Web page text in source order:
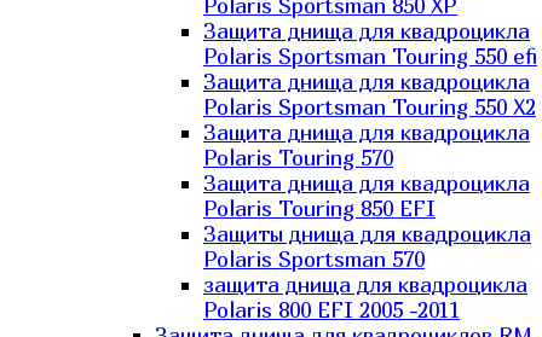
Polaris Sportsman 850 XP
Защита днища для квадроцикла
Polaris Sportsman Touring 550 efi
Защита днища для квадроцикла
Polaris Sportsman Touring 550 X2
Защита днища для квадроцикла
Polaris Touring 570
Защита днища для квадроцикла
Polaris Touring 850 EFI
Защиты днища для квадроцикла
Polaris Sportsman 570
защита днища для квадроцикла
Polaris 800 EFI 2005 -2011